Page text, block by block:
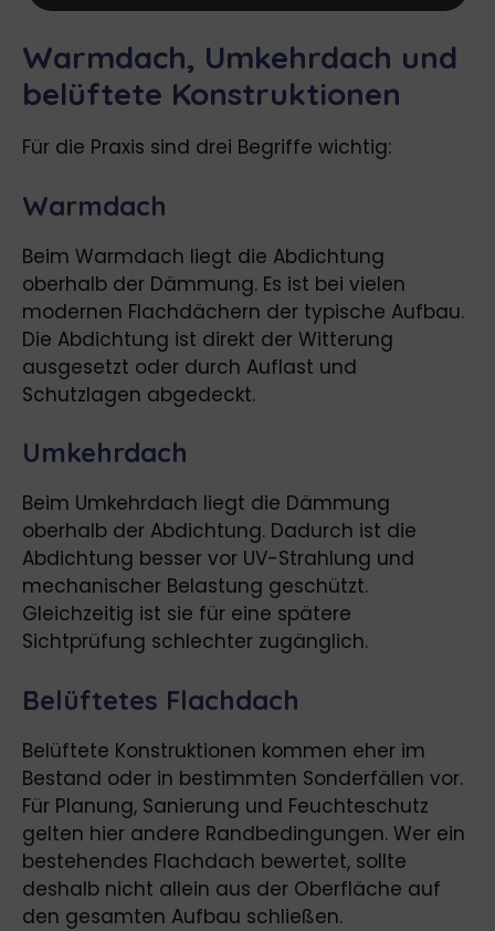
Warmdach, Umkehrdach und
belüftete Konstruktionen
Für die Praxis sind drei Begriffe wichtig:
Warmdach
Beim Warmdach liegt die Abdichtung
oberhalb der Dämmung. Es ist bei vielen
modernen Flachdächern der typische Aufbau.
Die Abdichtung ist direkt der Witterung
ausgesetzt oder durch Auflast und
Schutzlagen abgedeckt.
Umkehrdach
Beim Umkehrdach liegt die Dämmung
oberhalb der Abdichtung. Dadurch ist die
Abdichtung besser vor UV-Strahlung und
mechanischer Belastung geschützt.
Gleichzeitig ist sie für eine spätere
Sichtprüfung schlechter zugänglich.
Belüftetes Flachdach
Belüftete Konstruktionen kommen eher im
Bestand oder in bestimmten Sonderfällen vor.
Für Planung, Sanierung und Feuchteschutz
gelten hier andere Randbedingungen. Wer ein
bestehendes Flachdach bewertet, sollte
deshalb nicht allein aus der Oberfläche auf
den gesamten Aufbau schließen.